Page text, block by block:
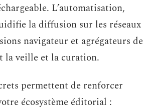
L’automatisation,
la diffusion sur les réseaux
navigateur et agrégateurs de
veille et la curation.
permettent de renforcer
écosystème éditorial :